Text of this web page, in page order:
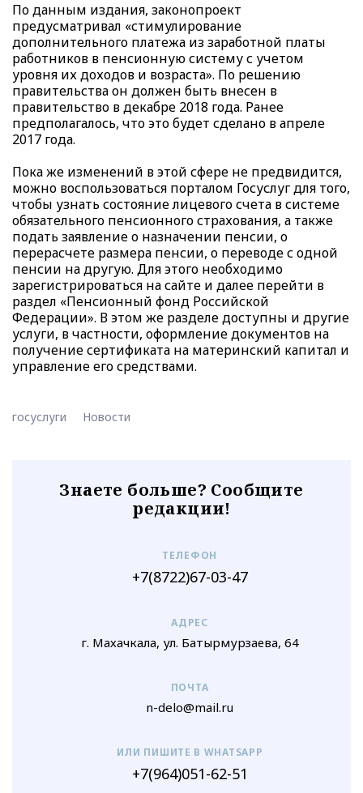
По данным издания, законопроект
предусматривал «стимулирование
дополнительного платежа из заработной платы
работников в пенсионную систему с учетом
уровня их доходов и возраста». По решению
правительства он должен быть внесен в
правительство в декабре 2018 года. Ранее
предполагалось, что это будет сделано в апреле
2017 года.
Пока же изменений в этой сфере не предвидится,
можно воспользоваться порталом Госуслугдля того,
чтобы узнать состояние лицевого счета в системе
обязательного пенсионного страхования, а также
подать заявление о назначении пенсии, о
перерасчете размера пенсии, о переводе с одной
пенсии на другую. Для этого необходимо
зарегистрироваться на сайте и далее перейти в
раздел «Пенсионный фонд Российской
Федерации». В этом же разделе доступны и другие
услуги, в частности, оформление документов на
получение сертификата на материнский капитал и
управление его средствами.
госуслуги Новости
Знаете больше? Сообщите
редакции!
ТЕЛЕФОН
+7(8722)67-03-47
АДРЕС
г. Махачкала, ул. Батырмурзаева, 64
ПОЧТА
n-delo@mail.ru
ИЛИ ПИШИТЕ В WHATSAPP
+7(964)051-62-51